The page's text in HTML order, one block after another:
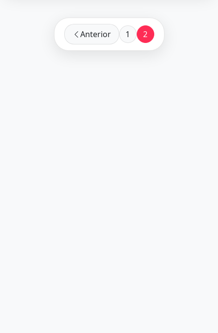
Anterior 1 2